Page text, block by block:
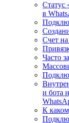
Статус
в
Счет
Часто
и бота
К